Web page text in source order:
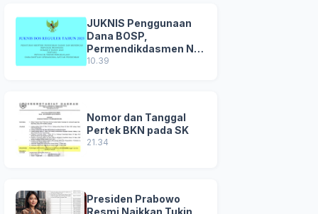
JUKNIS Penggunaan
Dana BOSP,
Permendikdasmen No
8 Tahun 2025
10.39
Nomor dan Tanggal
Pertek BKN pada SK
21.34
Presiden Prabowo
Resmi Naikkan Tukin